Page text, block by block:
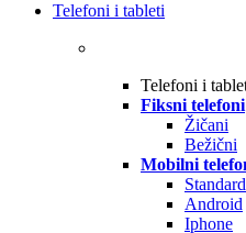
Telefoni i tableti
Telefoni i
Fiksni telefoni
Žičani
Bežični
Mobilni
Android
Iphone